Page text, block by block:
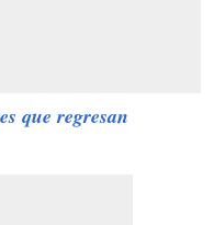
que regresan